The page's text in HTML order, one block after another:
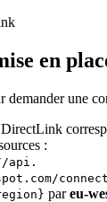
en
demander une
:
api.
pareu-